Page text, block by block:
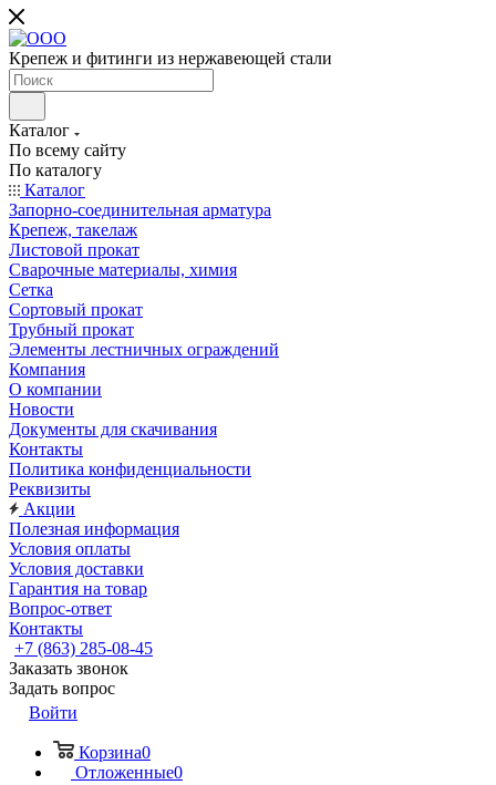
Крепеж и фитинги из нержавеющей стали
Каталог
По всему сайту
По каталогу
Каталог
Запорно-соединительная арматура
Крепеж, такелаж
Листовой прокат
Сварочные материалы, химия
Сетка
Сортовый прокат
Трубный прокат
Элементы лестничных ограждений
Компания
О компании
Новости
Документы для скачивания
Контакты
Политика конфиденциальности
Реквизиты
Акции
Полезная информация
Условия оплаты
Условия доставки
Гарантия на товар
Вопрос-ответ
Контакты
+7 (863) 285-08-45
Заказать звонок
Задать вопрос
Войти
Корзина0
Отложенные0